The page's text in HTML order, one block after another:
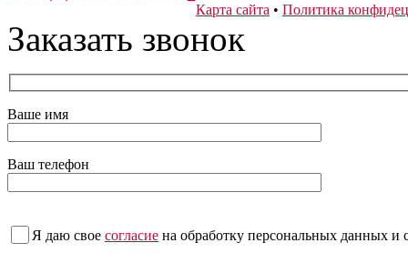
Карта сайта • Политика
Заказать звонок
Ваше имя
Ваш телефон
Я даю свое согласие на обработку персональных данных и